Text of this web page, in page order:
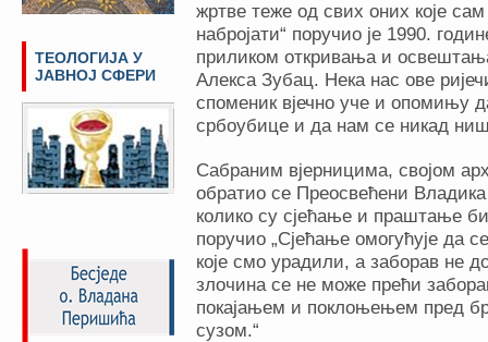
жртве теже од свих оних које сам
набројати“ поручио је 1990.
приликом откривања и
Алекса Зубац. Нека нас ове
споменик вјечно уче и опомињу
србоубице и да нам се никад
Сабраним вјерницима, својом
обратио се Преосвећени Владика
колико су сјећање и праштање
поручио „Сјећање омогућује да
које смо урадили, а заборав не
злочина се не може прећи
покајањем и поклоњењем пред
сузом.“
ТЕОЛОГИЈА У
ЈАВНОЈ СФЕРИ